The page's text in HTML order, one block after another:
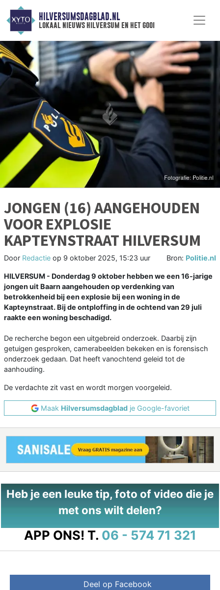
HILVERSUMSDAGBLAD.NL
lokaal nieuws hilversum en het gooi
JONGEN (16) AANGEHOUDEN
VOOR EXPLOSIE
KAPTEYNSTRAAT HILVERSUM
Door Redactie op 9 oktober 2025, 15:23 uur Bron: Politie.nl
HILVERSUM - Donderdag 9 oktober hebben we een 16-jarige
jongen uit Baarn aangehouden op verdenking van
betrokkenheid bij een explosie bij een woning in de
Kapteynstraat. Bij de ontploffing in de ochtend van 29 juli
raakte een woning beschadigd.
De recherche begon een uitgebreid onderzoek. Daarbij zijn
getuigen gesproken, camerabeelden bekeken en is forensisch
onderzoek gedaan. Dat heeft vanochtend geleid tot de
aanhouding.
De verdachte zit vast en wordt morgen voorgeleid.
Maak Hilversumsdagbladje Google-favoriet
Heb je een leuke tip, foto of video die je
met ons wilt delen?
APP ONS! T. 06 - 574 71 321
Deel op Facebook